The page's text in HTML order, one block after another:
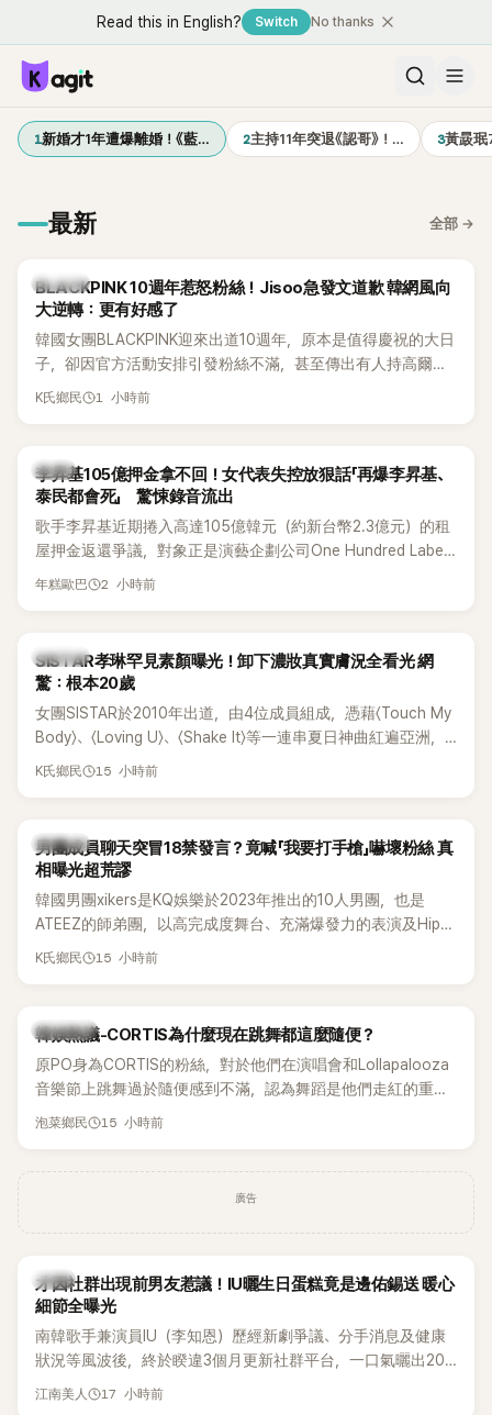
Read this in English? Switch No thanks
1新婚才1年遭爆離婚！《藍… 2主持11年突退《認哥》！… 3黃晸
最新 全部 →
K-POP
BLACKPINK 10週年惹怒粉絲！Jisoo急發文道歉 韓網風向
大逆轉：更有好感了
韓國女團BLACKPINK迎來出道10週年，原本是值得慶祝的大日
子，卻因官方活動安排引發粉絲不滿，甚至傳出有人持高爾夫
球桿到YG娛樂大樓鬧事。Jisoo今（8日）也親自發文向BLINK
K氏鄉民 1 小時前
韓星
李昇基105億押金拿不回！女代表失控放狠話「再爆李昇基、
泰民都會死」 驚悚錄音流出
歌手李昇基近期捲入高達105億韓元（約新台幣2.3億元）的租
屋押金返還爭議，對象正是演藝企劃公司One Hundred Label
代表車佳媛(차가원)。如今事件再掀風波，YouTuber李鎮浩公開
年糕歐巴 2 小時前
K-POP
SISTAR孝琳罕見素顏曝光！卸下濃妝真實膚況全看光 網
驚：根本20歲
女團SISTAR於2010年出道，由4位成員組成，憑藉〈Touch My
Body〉、〈Loving U〉、〈Shake It〉等一連串夏日神曲紅遍亞洲，
獲封「夏日女王」。不過，團體在出道滿7年後宣布解散，成員各
不僅展現兩人多年不變的好交情，她幾乎素顏入鏡的真實模
樣，也意外掀起網友熱議。
K氏鄉民 15 小時前
K-POP
男團成員聊天突冒18禁發言？竟喊「我要打手槍」嚇壞粉絲 真
相曝光超荒謬
韓國男團xikers是KQ娛樂於2023年推出的10人男團，也是
ATEEZ的師弟團，以高完成度舞台、充滿爆發力的表演及Hip-
Hop風格聞名，出道後迅速累積大批海內外粉絲，近年也陸續
K氏鄉民 15 小時前
熱議討論
韓娛熱議-CORTIS為什麼現在跳舞都這麼隨便？
原PO身為CORTIS的粉絲，對於他們在演唱會和Lollapalooza
音樂節上跳舞過於隨便感到不滿，認為舞蹈是他們走紅的重要
原因，希望他們能更認真地表演。
泡菜鄉民 15 小時前
廣告
韓星
才因社群出現前男友惹議！IU曬生日蛋糕竟是邊佑錫送 暖心
細節全曝光
南韓歌手兼演員IU（李知恩）歷經新劇爭議、分手消息及健康
狀況等風波後，終於睽違3個月更新社群平台，一口氣曬出20
張近況照，讓大批粉絲又驚又喜。其中，一張生日蛋糕照意外
江南美人 17 小時前